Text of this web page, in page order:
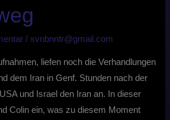
/svnbnntr@gmail.com
liefen noch die Verhandlungen
dem Iran in Genf. Stunden nach der
und Israel den Iran an. In dieser
Colin ein, was zu diesem Moment